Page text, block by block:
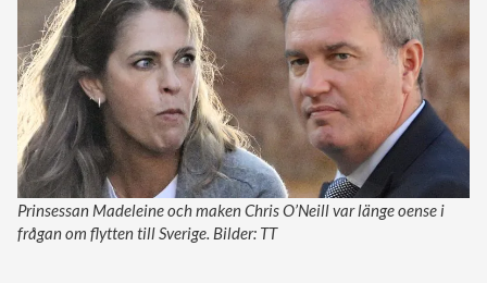
Prinsessan Madeleine och maken Chris O’Neill var länge oense i
frågan om flytten till Sverige. Bilder: TT